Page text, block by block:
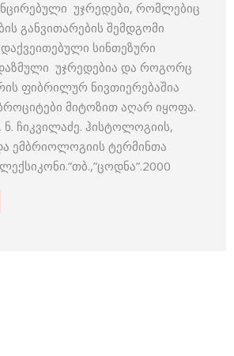
უჯრედები, რომლებიც
განვითარების შემდგომი
დაქვეითებული სინთეზური
უჯრედებია და როგორც
ფიბრილურ ნივთიერებაშია
მიტოზით აღარ იყოფა.
ნ. ჩიკვილაძე. ჰისტოლოგიის,
ემბრიოლოგიის ტერმინთა